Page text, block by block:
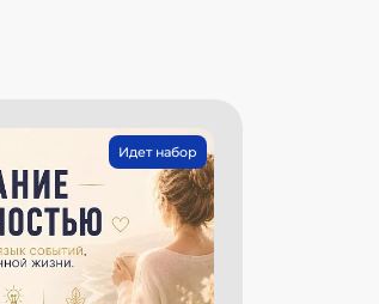
Идет набор